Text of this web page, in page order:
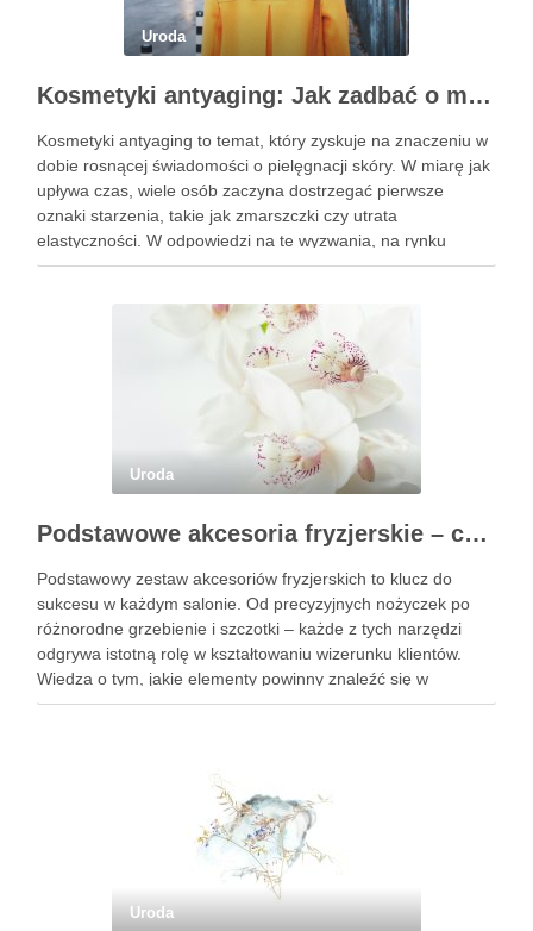
Uroda
Kosmetyki antyaging: Jak zadbać o młodszy wygląd skóry?
Kosmetyki antyaging to temat, który zyskuje na znaczeniu w
dobie rosnącej świadomości o pielęgnacji skóry. W miarę jak
upływa czas, wiele osób zaczyna dostrzegać pierwsze
oznaki starzenia, takie jak zmarszczki czy utrata
elastyczności. W odpowiedzi na te wyzwania, na rynku
pojawiają się innowacyjne produkty, które obiecują nie tylko
Uroda
Podstawowe akcesoria fryzjerskie – co powinien mieć każdy fryzjer?
Podstawowy zestaw akcesoriów fryzjerskich to klucz do
sukcesu w każdym salonie. Od precyzyjnych nożyczek po
różnorodne grzebienie i szczotki – każde z tych narzędzi
odgrywa istotną rolę w kształtowaniu wizerunku klientów.
Wiedza o tym, jakie elementy powinny znaleźć się w
profesjonalnym wyposażeniu, jest niezbędna dla fryzjerów,
Uroda